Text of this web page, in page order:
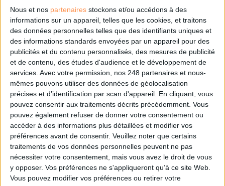
Nous et nos partenaires stockons et/ou accédons à des
informations sur un appareil, telles que les cookies, et traitons
des données personnelles telles que des identifiants uniques et
des informations standards envoyées par un appareil pour des
publicités et du contenu personnalisés, des mesures de publicité
et de contenu, des études d'audience et le développement de
services. Avec votre permission, nos 248 partenaires et nous-
mêmes pouvons utiliser des données de géolocalisation
précises et d’identification par scan d'appareil. En cliquant, vous
pouvez consentir aux traitements décrits précédemment. Vous
pouvez également refuser de donner votre consentement ou
accéder à des informations plus détaillées et modifier vos
préférences avant de consentir. Veuillez noter que certains
traitements de vos données personnelles peuvent ne pas
nécessiter votre consentement, mais vous avez le droit de vous
y opposer. Vos préférences ne s'appliqueront qu’à ce site Web.
Vous pouvez modifier vos préférences ou retirer votre
Archivage physique et électronique : enjeux, méthodes et
outils
Stratégie data : tirez profit de l’intelligence des
données
LES DERNIÈRES PARUTIONS